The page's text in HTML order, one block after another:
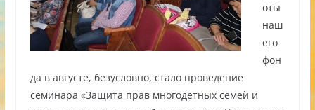
оты
наш
его
фон
да в августе, безусловно, стало проведение
семинара «Защита прав многодетных семей и